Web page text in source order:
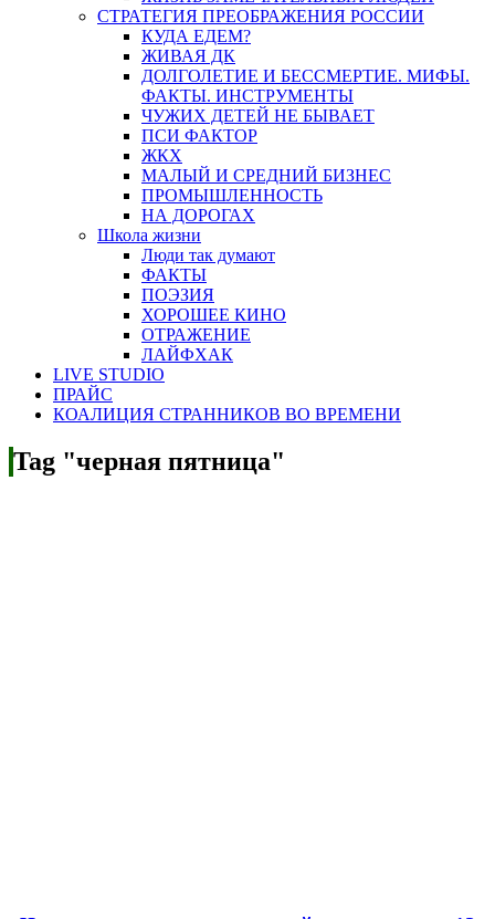
СТРАТЕГИЯ ПРЕОБРАЖЕНИЯ РОССИИ
КУДА ЕДЕМ?
ЖИВАЯ ДК
ДОЛГОЛЕТИЕ И БЕССМЕРТИЕ. МИФЫ.
ФАКТЫ. ИНСТРУМЕНТЫ
ЧУЖИХ ДЕТЕЙ НЕ БЫВАЕТ
ПСИ ФАКТОР
ЖКХ
МАЛЫЙ И СРЕДНИЙ БИЗНЕС
ПРОМЫШЛЕННОСТЬ
НА ДОРОГАХ
Школа жизни
Люди так думают
ФАКТЫ
ПОЭЗИЯ
ХОРОШЕЕ КИНО
ОТРАЖЕНИЕ
ЛАЙФХАК
LIVE STUDIO
ПРАЙС
КОАЛИЦИЯ СТРАННИКОВ ВО ВРЕМЕНИ
Tag "черная пятница"